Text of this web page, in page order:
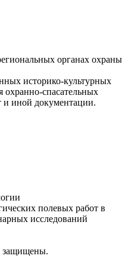
органах охраны
историко-культурных
охранно-спасательных
и иной документации.
полевых работ в
исследований
защищены.